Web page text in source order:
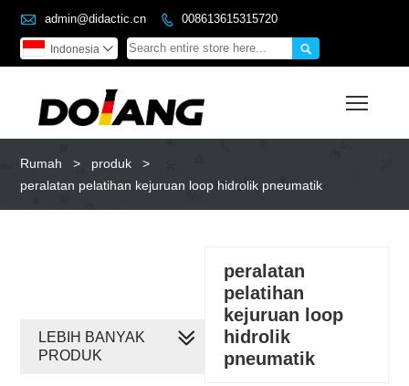
 admin@didactic.cn  008613615315720

Indonesia 
Rumah > produk
>
peralatan pelatihan kejuruan loop hidrolik pneumatik
peralatan
pelatihan
kejuruan loop
hidrolik
pneumatik
LEBIH BANYAK
PRODUK